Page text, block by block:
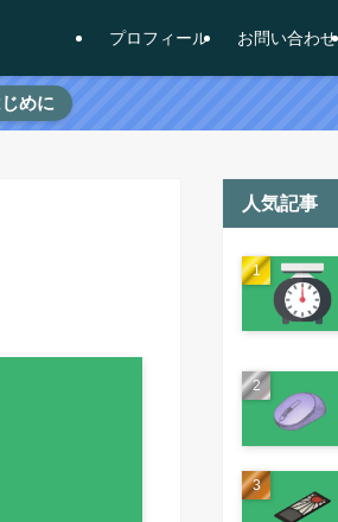
プロフィール お問い合わせ
めに
人気記事